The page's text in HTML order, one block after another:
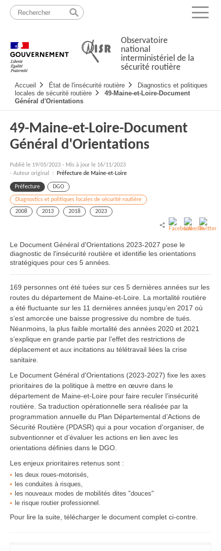
Passer
contenu
Menu
Observatoire
national
interministériel de la
sécurité routière
principale
Accueil État de l'insécurité routière
Diagnostics et politiques
locales de sécurité routière
49-Maine-et-Loire-Document
Général d'Orientations
49-Maine-et-Loire-Document
Général d'Orientations
Publié le 19/05/2023 - Mis à jour le 16/11/2023
- Auteur original :
Préfecture de Maine-et-Loire
Préfecture DGO
Diagnostics et politiques locales de sécurité routière
2008
2013 2018 2023
Le Document Général d'Orientations 2023-2027 pose le
diagnostic de l'insécurité routière et identifie les orientations
stratégiques pour ces 5 années.
169 personnes ont été tuées sur ces 5 dernières années sur les
routes du département de Maine-et-Loire. La mortalité routière
a été fluctuante sur les 11 dernières années jusqu’en 2017 où
s’est amorcée une baisse progressive du nombre de tués.
Néanmoins, la plus faible mortalité des années 2020 et 2021
s’explique en grande partie par l’effet des restrictions de
déplacement et aux incitations au télétravail liées la crise
sanitaire.
Le Document Général d'Orientations (2023-2027) fixe les axes
prioritaires de la politique à mettre en œuvre dans le
département de Maine-et-Loire pour faire reculer l’insécurité
routière. Sa traduction opérationnelle sera réalisée par la
programmation annuelle du Plan Départemental d’Actions de
Sécurité Routière (PDASR) qui a pour vocation d’organiser, de
subventionner et d’évaluer les actions en lien avec les
orientations définies dans le DGO.
Les enjeux prioritaires retenus sont :
les deux roues-motorisés,
les conduites à risques,
les nouveaux modes de mobilités dites "douces"
le risque routier professionnel.
Pour lire la suite, télécharger le document complet ci-contre.